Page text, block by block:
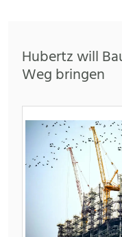
Hubertz will
Weg bringen